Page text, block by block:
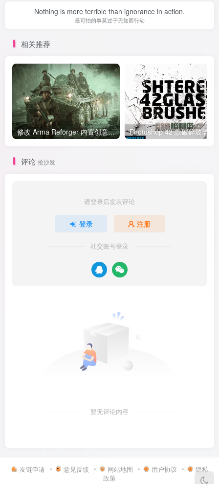
Nothing is more terrible than ignorance in action.
最可怕的事莫过于无知而行动
相关推荐
修改 Arma Reforger 内置创意工坊 Mod 模组默认下载位置文件夹
评论 抢沙发
请登录后发表评论
登录 注册
社交账号登录
暂无评论内容
友链申请 意见反馈 网站地图 用户协议
隐私
政策